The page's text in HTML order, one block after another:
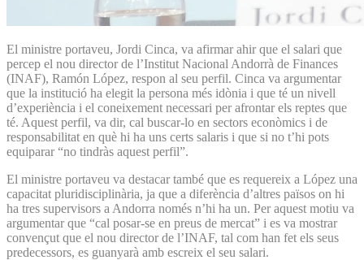
El ministre portaveu, Jordi Cinca, va afirmar ahir que el salari que
percep el nou director de l’Institut Nacional Andorrà de Finances
(INAF), Ramón López, respon al seu perfil. Cinca va argumentar
que la institució ha elegit la persona més idònia i que té un nivell
d’experiència i el coneixement necessari per afrontar els reptes que
té. Aquest perfil, va dir, cal buscar-lo en sectors econòmics i de
responsabilitat en què hi ha uns certs salaris i que si no t’hi pots
equiparar “no tindràs aquest perfil”.
El ministre portaveu va destacar també que es requereix a López una
capacitat pluridisciplinària, ja que a diferència d’altres països on hi
ha tres supervisors a Andorra només n’hi ha un. Per aquest motiu va
argumentar que “cal posar-se en preus de mercat” i es va mostrar
convençut que el nou director de l’INAF, tal com han fet els seus
predecessors, es guanyarà amb escreix el seu salari.